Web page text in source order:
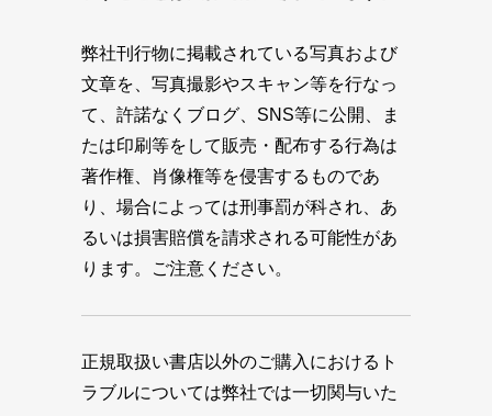
弊社刊行物に掲載されている写真および
文章を、写真撮影やスキャン等を行なっ
て、許諾なくブログ、SNS等に公開、ま
たは印刷等をして販売・配布する行為は
著作権、肖像権等を侵害するものであ
り、場合によっては刑事罰が科され、あ
るいは損害賠償を請求される可能性があ
ります。ご注意ください。
正規取扱い書店以外のご購入におけるト
ラブルについては弊社では一切関与いた